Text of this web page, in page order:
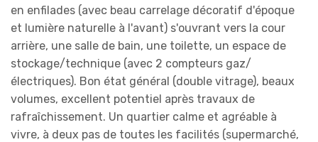
en enfilades (avec beau carrelage décoratif d'époque
et lumière naturelle à l'avant) s'ouvrant vers la cour
arrière, une salle de bain, une toilette, un espace de
stockage/technique (avec 2 compteurs gaz/
électriques). Bon état général (double vitrage), beaux
volumes, excellent potentiel après travaux de
rafraîchissement. Un quartier calme et agréable à
vivre, à deux pas de toutes les facilités (supermarché,